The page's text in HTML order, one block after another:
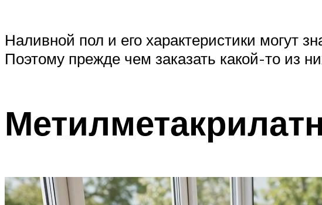
Наливной пол и его характеристики могут
Поэтому прежде чем заказать какой-то из